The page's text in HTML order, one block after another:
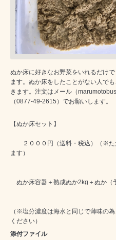
ぬか床に好きなお野菜をいれるだけ
ます。ぬか床をしたことがない人で
きます。注文はメール（
（0877-49-2615）でお願いします。
【ぬか床セット】
２０００円（送料・税込）（※た
ます）
ぬか床容器＋熟成ぬか2kg＋ぬか（
（※塩分濃度は海水と同じで薄味の
ください）
添付ファイル